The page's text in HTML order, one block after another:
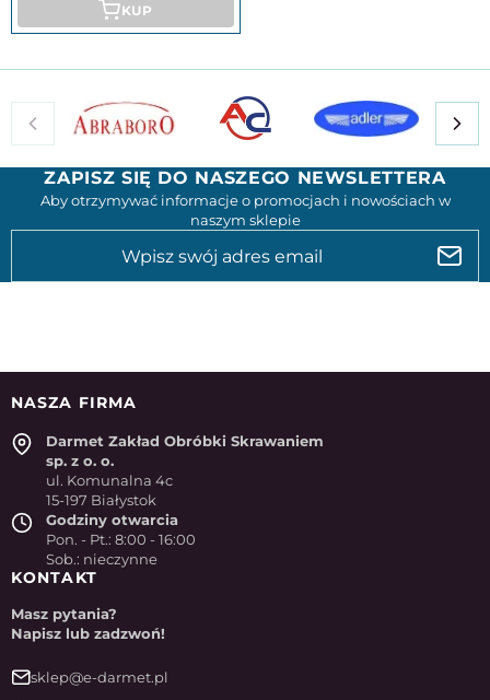
KUP
ZAPISZ SIĘ DO NASZEGO NEWSLETTERA
Aby otrzymywać informacje o promocjach i nowościach w
naszym sklepie
NASZA FIRMA
Darmet Zakład Obróbki Skrawaniem
sp. z o. o.
ul. Komunalna 4c
15-197 Białystok
Godziny otwarcia
Pon. - Pt.: 8:00 - 16:00
Sob.: nieczynne
KONTAKT
Masz pytania?
Napisz lub zadzwoń!
sklep@e-darmet.pl